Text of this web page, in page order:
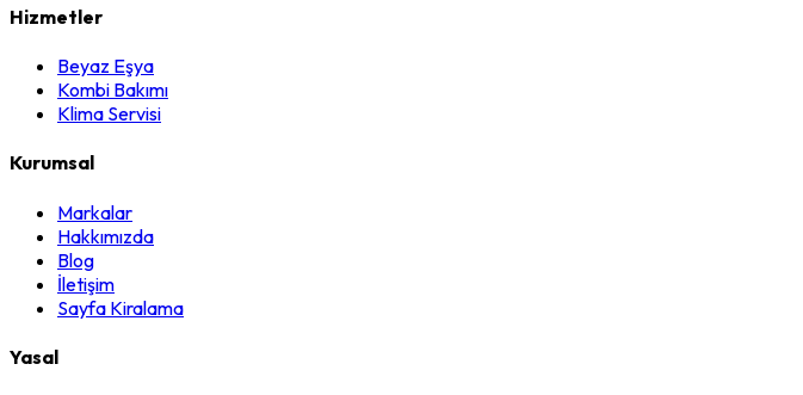
Hizmetler
Beyaz Eşya
Kombi Bakımı
Klima Servisi
Kurumsal
Markalar
Hakkımızda
Blog
İletişim
Sayfa Kiralama
Yasal